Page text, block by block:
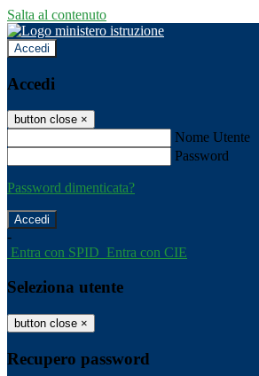
Salta al contenuto
Accedi
Accedi
button close ×
Nome Utente
Password
Password dimenticata?
-
Entra con SPID Entra con CIE
Seleziona utente
button close ×
Recupero password